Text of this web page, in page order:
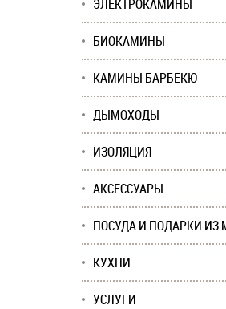
ЭЛЕКТРОКАМИНЫ
БИОКАМИНЫ
КАМИНЫ БАРБЕКЮ
ДЫМОХОДЫ
ИЗОЛЯЦИЯ
АКСЕССУАРЫ
ПОСУДА И ПОДАРКИ
КУХНИ
УСЛУГИ